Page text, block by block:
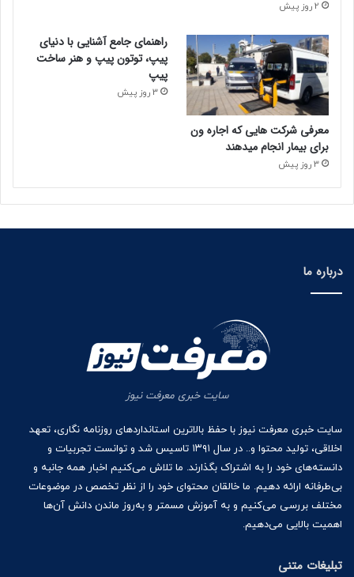
2 روز پیش
معرفی شرکت هایی که اجاره ون
برای بیمار انجام میدهند
3 روز پیش
راهنمای جامع آشنایی با دنیای
پیپ، توتون پیپ و هنر ساخت
پیپ
3 روز پیش
درباره ما
سایت خبری معرفت نیوز
سایت خبری معرفت نیوز با حفظ بالاترین استانداردهای روزنامه نگاری، تعهد
اخلاقی، تولید محتوا و.. در سال ۱۳۹۱ تاسیس شد و توانست تجربیات و
دانسته‌های خود را به اشتراک بگذارند. ما تلاش می‌کنیم اخبار همه جانبه و
بی‌طرفانه ارائه دهیم. ما خالقان محتوای خود را از نظر تخصص در موضوعات
مختلف بررسی می‌کنیم و به آموزش مسمتر و به‌روز ماندن دانش آن‌ها
اهمیت بالایی می‌دهیم.
تبلیغات متنی